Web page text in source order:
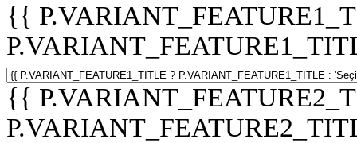
{{
{{